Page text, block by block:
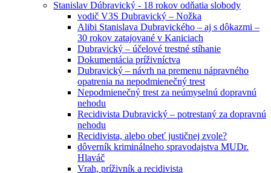
Stanislav Dúbravický - 18 rokov odňatia slobody
vodič V3S Dubravický – Nožka
Alibi Stanislava Dubravického – aj s dôkazmi –
30 rokov zatajované v Kaniciach
Dubravický – účelové trestné stíhanie
Dokumentácia príživníctva
Dubravický – návrh na premenu nápravného
opatrenia na nepodmienečný trest
Nepodmienečný trest za neúmyselnú dopravnú
nehodu
Recidivista Dubravický – potrestaný za dopravnú
nehodu
Recidivista, alebo obeť justičnej zvole?
dôverník kriminálneho spravodajstva MUDr.
Hlaváč
Vrah, príživník a recidivista